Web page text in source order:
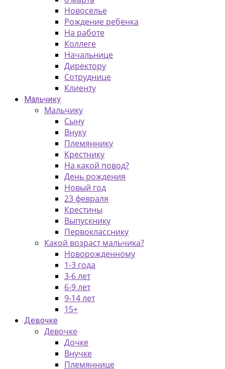
Новоселье
Рождение ребенка
На работе
Коллеге
Начальнице
Директору
Сотруднице
Клиенту
Мальчику
Мальчику
Сыну
Внуку
Племяннику
Крестнику
На какой повод?
День рождения
Новый год
23 февраля
Крестины
Выпускнику
Первокласснику
Какой возраст мальчика?
Новорожденному
1-3 года
3-6 лет
6-9 лет
9-14 лет
15+
Девочке
Девочке
Дочке
Внучке
Племяннице